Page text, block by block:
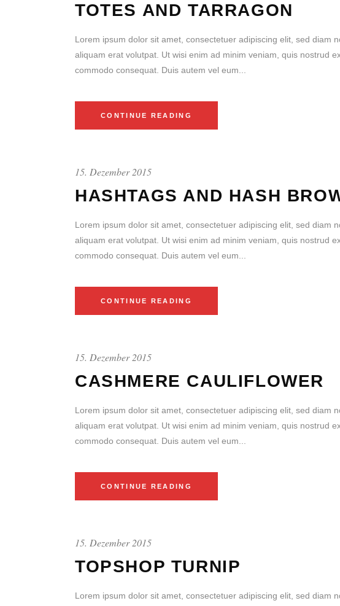
TOTES AND TARRAGON
Lorem ipsum dolor sit amet, consectetuer adipiscing elit, sed diam
aliquam erat volutpat. Ut wisi enim ad minim veniam, quis nostrud
commodo consequat. Duis autem vel eum...
CONTINUE READING
15. Dezember 2015
HASHTAGS AND HASH
Lorem ipsum dolor sit amet, consectetuer adipiscing elit, sed diam
aliquam erat volutpat. Ut wisi enim ad minim veniam, quis nostrud
commodo consequat. Duis autem vel eum...
CONTINUE READING
15. Dezember 2015
CASHMERE CAULIFLOWER
Lorem ipsum dolor sit amet, consectetuer adipiscing elit, sed diam
aliquam erat volutpat. Ut wisi enim ad minim veniam, quis nostrud
commodo consequat. Duis autem vel eum...
CONTINUE READING
15. Dezember 2015
TOPSHOP TURNIP
Lorem ipsum dolor sit amet, consectetuer adipiscing elit, sed diam